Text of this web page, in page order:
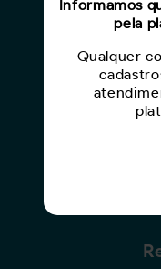
Informamos
pela
Qualquer